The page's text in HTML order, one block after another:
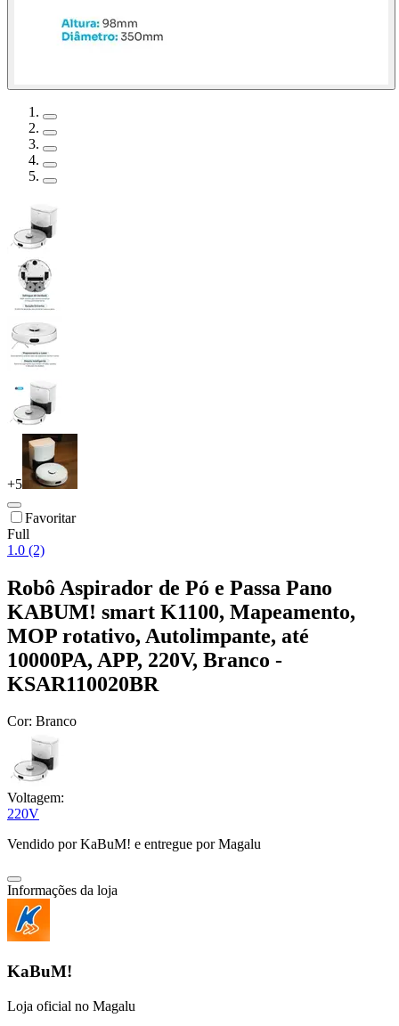
+5
Favoritar
Full
1.0 (2)
Robô Aspirador de Pó e Passa Pano
KABUM! smart K1100, Mapeamento,
MOP rotativo, Autolimpante, até
10000PA, APP, 220V, Branco -
KSAR110020BR
Cor: Branco
Voltagem:
220V
Vendido porKaBuM! e entregue por Magalu
Informações da loja
KaBuM!
Loja oficial no Magalu